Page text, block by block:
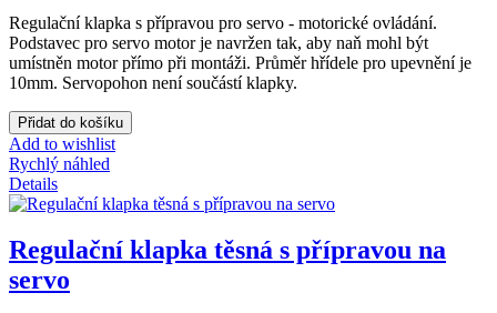
Regulační klapka s přípravou pro servo - motorické ovládání.
Podstavec pro servo motor je navržen tak, aby naň mohl být
umístněn motor přímo při montáži. Průměr hřídele pro upevnění je
10mm. Servopohon není součástí klapky.
Přidat do košíku
Add to wishlist
Rychlý náhled
Details
Regulační klapka těsná s přípravou na
servo